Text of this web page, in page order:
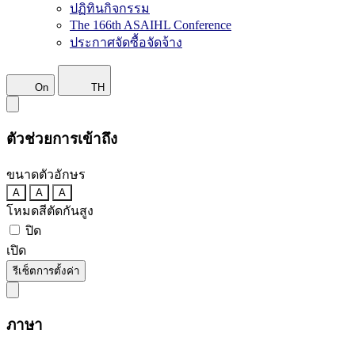
ปฏิทินกิจกรรม
The 166th ASAIHL Conference
ประกาศจัดซื้อจัดจ้าง
On TH
ตัวช่วยการเข้าถึง
ขนาดตัวอักษร
A A A
โหมดสีตัดกันสูง
ปิด
เปิด
รีเซ็ตการตั้งค่า
ภาษา